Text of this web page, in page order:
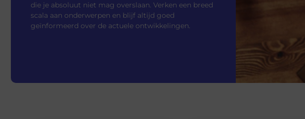
die je absoluut niet mag overslaan. Verken een breed
scala aan onderwerpen en blijf altijd goed
geïnformeerd over de actuele ontwikkelingen.